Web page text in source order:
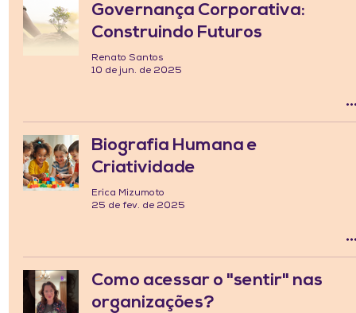
Governança Corporativa:
Construindo Futuros
Renato Santos
10 de jun. de 2025
Biografia Humana e
Criatividade
Erica Mizumoto
25 de fev. de 2025
Como acessar o "sentir" nas
organizações?